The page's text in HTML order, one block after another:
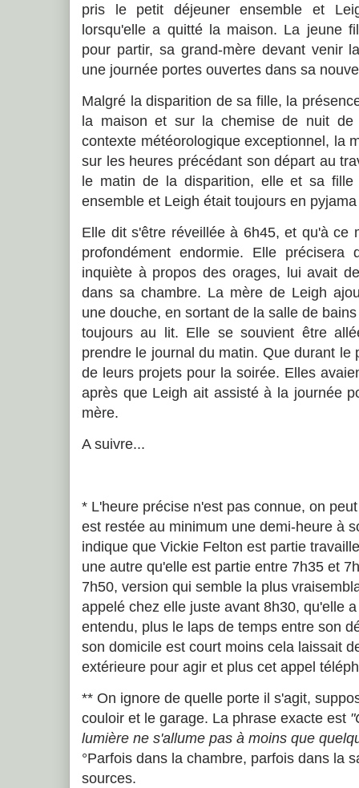
pris le petit déjeuner ensemble et
lorsqu'elle a quitté la maison. La jeune
pour partir, sa grand-mère devant venir
une journée portes ouvertes dans sa
Malgré la disparition de sa fille, la
la maison et sur la chemise de nuit
contexte météorologique exceptionnel, la
sur les heures précédant son départ au
le matin de la disparition, elle et sa fille
ensemble et Leigh était toujours en
Elle dit s'être réveillée à 6h45, et qu'à ce
profondément endormie. Elle
inquiète à propos des orages, lui avait
dans sa chambre. La mère de Leigh
une douche, en sortant de la salle de
toujours au lit. Elle se souvient être
prendre le journal du matin. Que durant le
de leurs projets pour la soirée. Elles
après que Leigh ait assisté à la journée
mère.
A suivre...
* L'heure précise n'est pas connue, on
est restée au minimum une demi-heure à
indique que Vickie Felton est partie
une autre qu'elle est partie entre 7h35 et
7h50, version qui semble la plus
appelé chez elle juste avant 8h30, qu'elle
entendu, plus le laps de temps entre son
son domicile est court moins cela laissait
extérieure pour agir et plus cet appel
** On ignore de quelle porte il s'agit,
couloir et le garage. La phrase exacte est
lumière ne s'allume pas à moins que
°Parfois dans la chambre, parfois dans la
sources.